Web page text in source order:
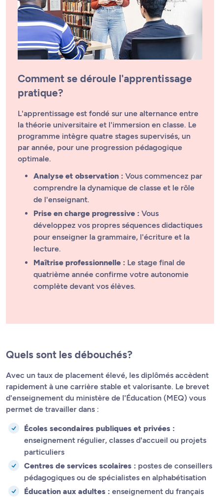
Comment se déroule l'apprentissage
pratique?
L'apprentissage est fondé sur une alternance entre
la théorie universitaire et l'immersion en classe. Le
programme intègre quatre stages supervisés, un
par année, pour une progression pédagogique
optimale.
Analyse et observation : Vous commencez par
comprendre la dynamique de classe et le rôle
de l'enseignant.
Prise en charge progressive : Vous
développez vos propres séquences didactiques
pour enseigner la grammaire, l'écriture et la
lecture.
Maîtrise professionnelle : Le stage final de
quatrième année confirme votre autonomie
complète devant vos élèves.
Quels sont les débouchés?
Avec un taux de placement élevé, les diplômés accèdent
rapidement à une carrière stable et valorisante. Le brevet
d'enseignement du ministère de l'Éducation (MEQ) vous
permet de travailler dans :
Écoles secondaires publiques et privées :
enseignement régulier, classes d'accueil ou projets
particuliers
Centres de services scolaires : postes de conseillers
pédagogiques ou de spécialistes en alphabétisation
Éducation aux adultes : enseignement du français